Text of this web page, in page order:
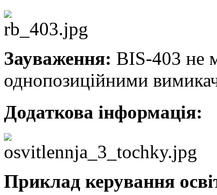
Зауваження: BIS-403 не
однопозиційними
Додаткова інформація:
Приклад керування